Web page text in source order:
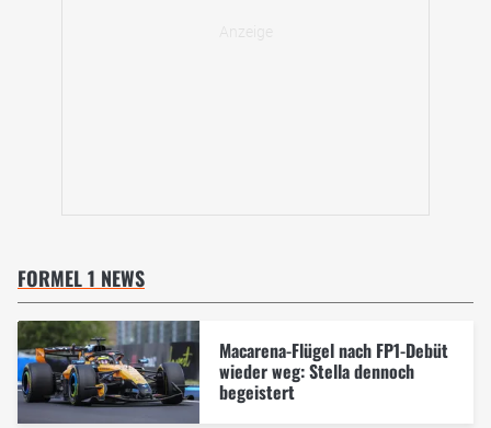
FORMEL 1 NEWS
Macarena-Flügel nach FP1-Debüt
wieder weg: Stella dennoch
begeistert